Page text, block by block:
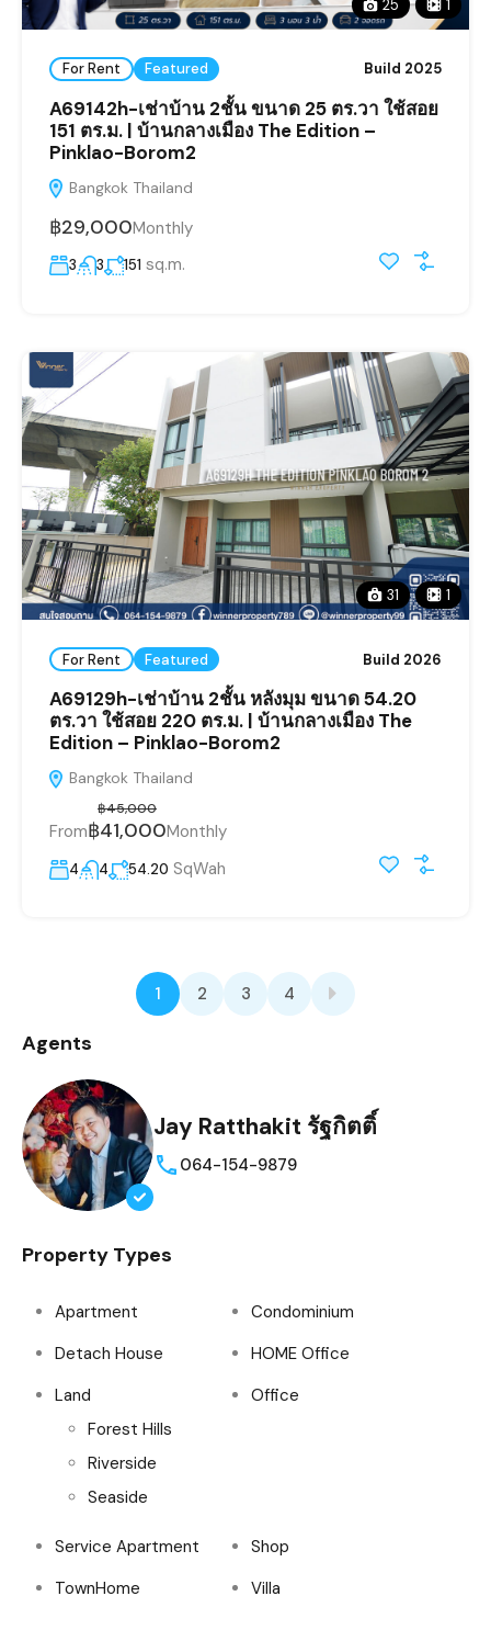
25 1
For Rent Featured Build 2025
A69142h-เช่าบ้าน 2ชั้น ขนาด 25 ตร.วา ใช้สอย
151 ตร.ม. | บ้านกลางเมือง The Edition –
Pinklao-Borom2
Bangkok Thailand
฿29,000Monthly
3 3 151 sq.m.
31 1
For Rent Featured Build 2026
A69129h-เช่าบ้าน 2ชั้น หลังมุม ขนาด 54.20
ตร.วา ใช้สอย 220 ตร.ม. | บ้านกลางเมือง The
Edition – Pinklao-Borom2
Bangkok Thailand
From฿41,000
฿45,000
Monthly
4 4 54.20 SqWah
1 2 3 4
Agents
Jay Ratthakit รัฐกิตติ์
064-154-9879
Property Types
Apartment
Condominium
Detach House
HOME Office
Land
Forest Hills
Riverside
Seaside
Office
Service Apartment
Shop
TownHome
Villa